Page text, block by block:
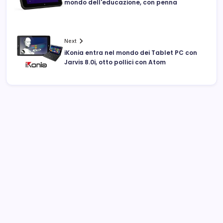
mondo dell'educazione, con penna
Next
iKonia entra nel mondo dei Tablet PC con
Jarvis 8.0i, otto pollici con Atom